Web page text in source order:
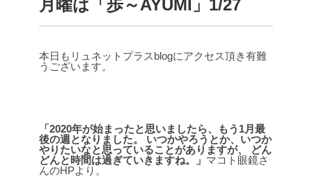
月曜は「歩～AYUMI」1/27
本日もリュネットプラスblogにアクセス頂き有難
うございます。
「2020年が始まったと思いましたら、もう1月最
後の週となりました。
いつかやろうとか、いつか
やりたいなと思っていることがありますが、
どん
どんと時間は過ぎていきますね。」 マコト眼鏡さ
んのHPより。